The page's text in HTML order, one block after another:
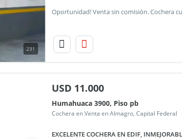
231
USD 11.000
Humahuaca 3900, Piso pb
Cochera en Venta en Almagro, Capital Federal
EXCELENTE COCHERA EN EDIF,